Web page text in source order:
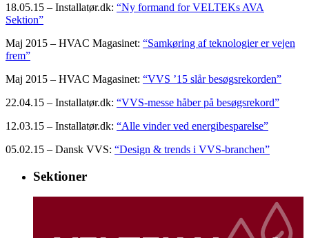
18.05.15 – Installatør.dk: “Ny formand for VELTEKs AVA
Sektion”
Maj 2015 – HVAC Magasinet: “Samkøring af teknologier er vejen
frem”
Maj 2015 – HVAC Magasinet: “VVS ’15 slår besøgsrekorden”
22.04.15 – Installatør.dk: “VVS-messe håber på besøgsrekord”
12.03.15 – Installatør.dk: “Alle vinder ved energibesparelse”
05.02.15 – Dansk VVS: “Design & trends i VVS-branchen”
Sektioner